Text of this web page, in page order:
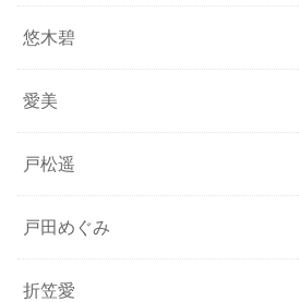
悠木碧
愛美
戸松遥
戸田めぐみ
折笠愛